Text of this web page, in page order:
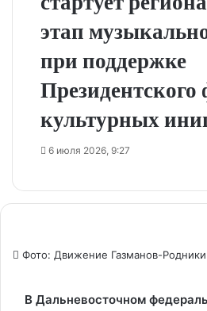
этап
при поддержке
Президентского
культурных
6 июля 2026, 9:27
Фото: Движение Газманов-Родники
В Дальневосточном